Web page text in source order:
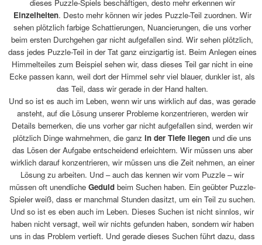
dieses Puzzle-Spiels beschäftigen, desto mehr erkennen wir
Einzelheiten. Desto mehr können wir jedes Puzzle-Teil zuordnen. Wir
sehen plötzlich farbige Schattierungen, Nuancierungen, die uns vorher
beim ersten Durchgehen gar nicht aufgefallen sind. Wir sehen plötzlich,
dass jedes Puzzle-Teil in der Tat ganz einzigartig ist. Beim Anlegen eines
Himmelteiles zum Beispiel sehen wir, dass dieses Teil gar nicht in eine
Ecke passen kann, weil dort der Himmel sehr viel blauer, dunkler ist, als
das Teil, dass wir gerade in der Hand halten.
Und so ist es auch im Leben, wenn wir uns wirklich auf das, was gerade
ansteht, auf die Lösung unserer Probleme konzentrieren, werden wir
Details bemerken, die uns vorher gar nicht aufgefallen sind, werden wir
plötzlich Dinge wahrnehmen, die ganz in der Tiefe liegen und die uns
das Lösen der Aufgabe entscheidend erleichtern. Wir müssen uns aber
wirklich darauf konzentrieren, wir müssen uns die Zeit nehmen, an einer
Lösung zu arbeiten. Und – auch das kennen wir vom Puzzle – wir
müssen oft unendliche Geduldbeim Suchen haben. Ein geübter Puzzle-
Spieler weiß, dass er manchmal Stunden dasitzt, um ein Teil zu suchen.
Und so ist es eben auch im Leben. Dieses Suchen ist nicht sinnlos, wir
haben nicht versagt, weil wir nichts gefunden haben, sondern wir haben
uns in das Problem vertieft. Und gerade dieses Suchen führt dazu, dass